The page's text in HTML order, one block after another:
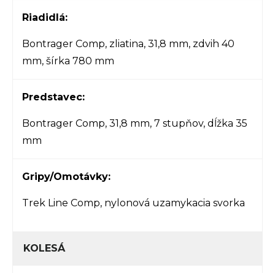
Riadidlá:
Bontrager Comp, zliatina, 31,8 mm, zdvih 40
mm, šírka 780 mm
Predstavec:
Bontrager Comp, 31,8 mm, 7 stupňov, dĺžka 35
mm
Gripy/Omotávky:
Trek Line Comp, nylonová uzamykacia svorka
KOLESÁ